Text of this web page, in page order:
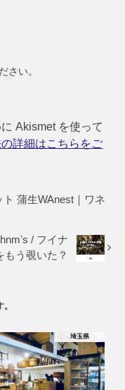
さい。
Akismet を使って
詳細はこちらをご
蒲生WAnest｜ワネ
/ フイナ
もう覗いた？
埼玉県